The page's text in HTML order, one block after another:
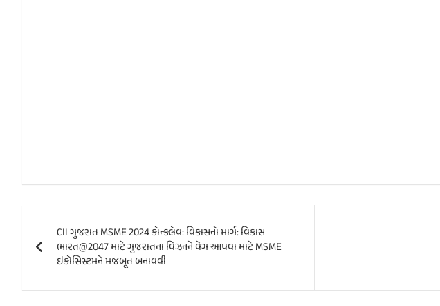
navigation
CII ગુજરાત MSME 2024 કોન્ક્લેવ: વિકાસનો માર્ગ: વિકાસ
ભારત@2047 માટે ગુજરાતના વિઝનને વેગ આપવા માટે MSME
ઇકોસિસ્ટમને મજબૂત બનાવવી